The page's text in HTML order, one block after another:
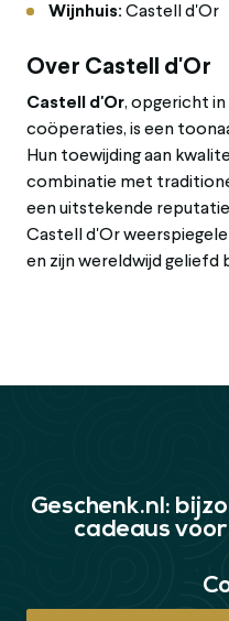
Wijnhuis: Castell d'Or
Over Castell d'Or
Castell d'Or, opgericht in
coöperaties, is een
Hun toewijding aan
combinatie met
een uitstekende
Castell d'Or
en zijn wereldwijd geliefd
Geschenk.nl:
cadeaus voor